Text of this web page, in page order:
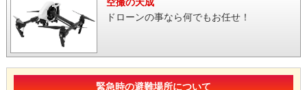
ドローンの事なら何でもお任せ！
緊急時の避難場所について